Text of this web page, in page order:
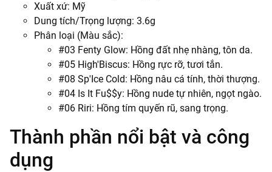
Xuất xứ: Mỹ
Dung tích/Trọng lượng: 3.6g
Phân loại (Màu sắc):
#03 Fenty Glow: Hồng đất nhẹ nhàng, tôn da.
#05 High'Biscus: Hồng rực rỡ, tươi tắn.
#08 Sp'Ice Cold: Hồng nâu cá tính, thời thượng.
#04 Is It Fu$$y: Hồng nude tự nhiên, ngọt ngào.
#06 Riri: Hồng tím quyến rũ, sang trọng.
Thành phần nổi bật và công
dụng